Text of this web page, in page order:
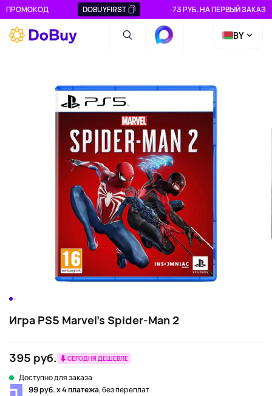
ПРОМОКОД DOBUYFIRST -73 РУБ. НА ПЕРВЫЙ ЗАКАЗ
BY
Игра PS5 Marvel's Spider-Man 2
395 руб. СЕГОДНЯ ДЕШЕВЛЕ
Доступно для заказа
99 руб. х 4 платежа, без переплат